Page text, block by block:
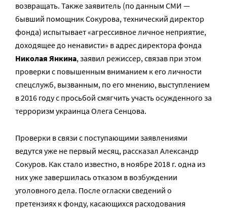
возвращать. Также заявитель (по данным СМИ —
бывший помощник Сокурова, технический директор
фонда) испытывает «агрессивное личное неприятие,
доходящее до ненависти» в адрес директора фонда
Николая Янкина, заявил режиссер, связав при этом
проверки с повышенным вниманием к его личности
спецслужб, вызванным, по его мнению, выступлением
в 2016 году с просьбой смягчить участь осужденного за
терроризм украинца Олега Сенцова.
Проверки в связи с поступающими заявлениями
ведутся уже не первый месяц, рассказал Александр
Сокуров. Как стало известно, в ноябре 2018 г. одна из
них уже завершилась отказом в возбуждении
уголовного дела. После огласки сведений о
претензиях к фонду, касающихся расходования